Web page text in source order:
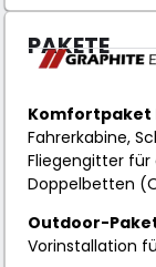
PAKETE
Komfortpaket
Fahrerkabine,
Fliegengitter für
Doppelbetten
Outdoor-
Vorinstallation